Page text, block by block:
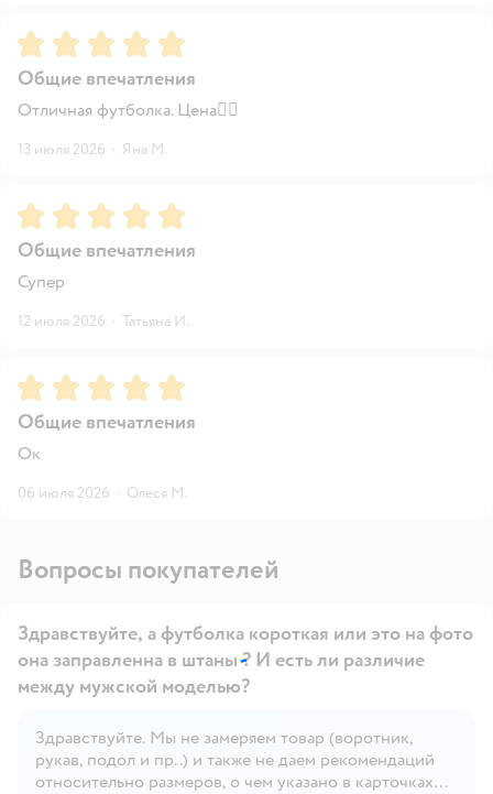
Рейтинг:5
Общие впечатления
Отличная футболка. Цена👍🏻
13 июля 2026 · Яна М.
Рейтинг:5
Общие впечатления
Супер
12 июля 2026 · Татьяна И.
Рейтинг:5
Общие впечатления
Ок
06 июля 2026 · Олеся М.
Вопросы покупателей
Открыть вопрос
Здравствуйте, а футболка короткая или это на фото
она заправленна в штаны ? И есть ли различие
между мужской моделью?
Здравствуйте. Мы не замеряем товар (воротник,
рукав, подол и пр..) и также не даем рекомендаций
относительно размеров, о чем указано в карточках